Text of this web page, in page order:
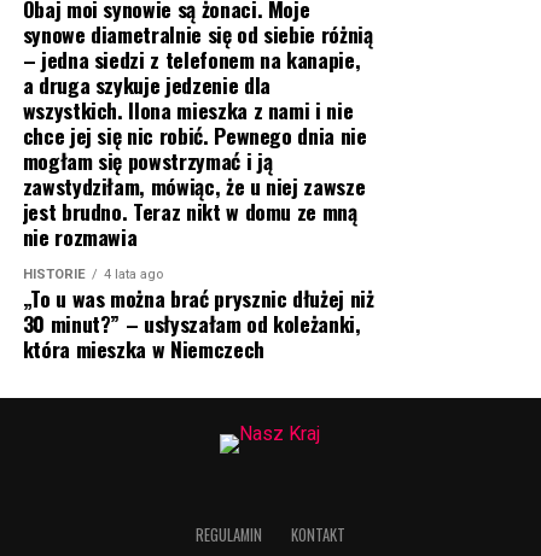
Obaj moi synowie są żonaci. Moje
synowe diametralnie się od siebie różnią
– jedna siedzi z telefonem na kanapie,
a druga szykuje jedzenie dla
wszystkich. Ilona mieszka z nami i nie
chce jej się nic robić. Pewnego dnia nie
mogłam się powstrzymać i ją
zawstydziłam, mówiąc, że u niej zawsze
jest brudno. Teraz nikt w domu ze mną
nie rozmawia
HISTORIE 4 lata ago
„To u was można brać prysznic dłużej niż
30 minut?” – usłyszałam od koleżanki,
która mieszka w Niemczech
REGULAMIN KONTAKT